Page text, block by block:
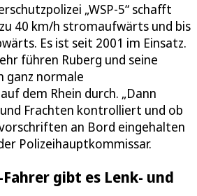
„WSP-5“ schafft
40 km/h stromaufwärts und bis
Es ist seit 2001 im Einsatz.
führen Ruberg und seine
ganz normale
dem Rhein durch. „Dann
Frachten kontrolliert und ob
an Bord eingehalten
Polizeihauptkommissar.
gibt es Lenk- und